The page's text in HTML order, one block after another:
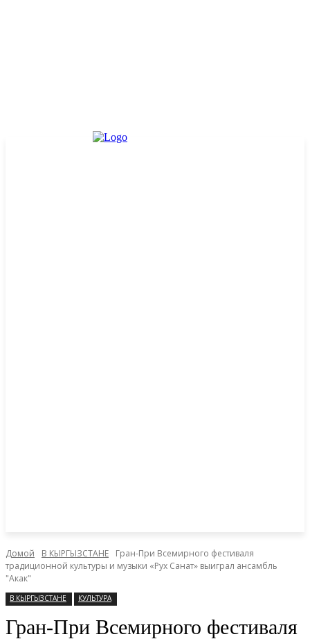
Домой В КЫРГЫЗСТАНЕ
Гран-При Всемирного фестиваля
традиционной культуры и музыки «Рух Санат» выиграл ансамбль
"Акак"
В КЫРГЫЗСТАНЕ КУЛЬТУРА
Гран-При Всемирного фестиваля